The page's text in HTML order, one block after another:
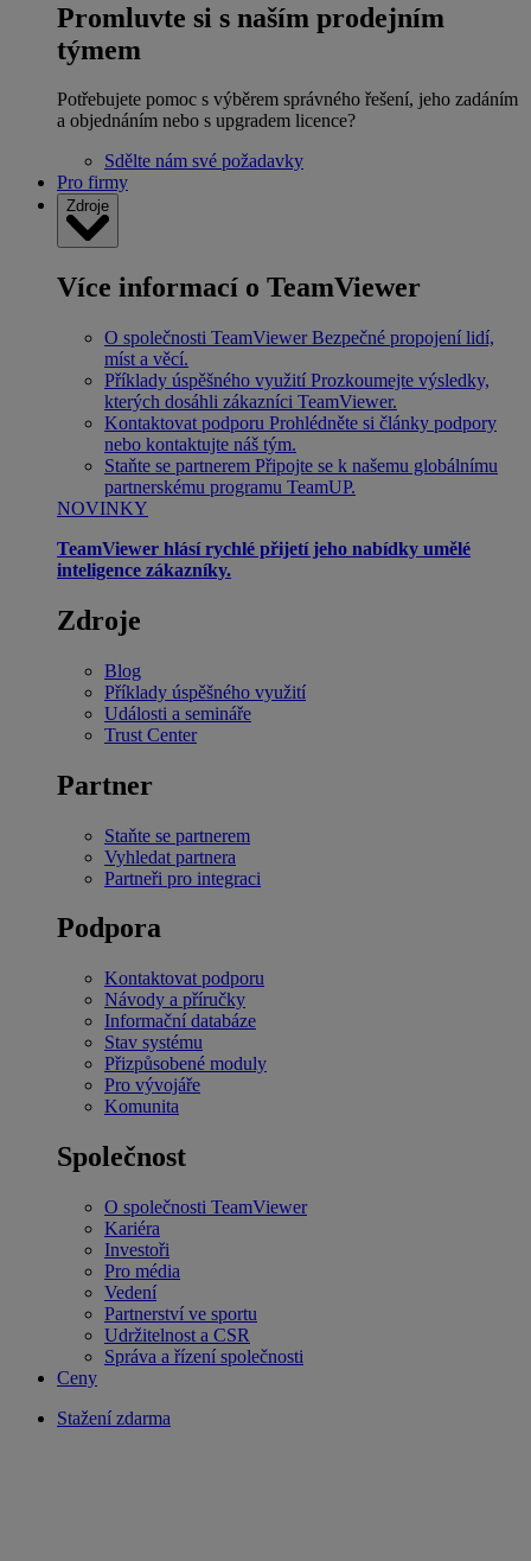
Promluvte si s naším prodejním
týmem
Potřebujete pomoc s výběrem správného řešení, jeho zadáním
a objednáním nebo s upgradem licence?
Sdělte nám své požadavky
Pro firmy
Zdroje
Více informací o TeamViewer
O společnosti TeamViewer Bezpečné propojení lidí,
míst a věcí.
Příklady úspěšného využití Prozkoumejte výsledky,
kterých dosáhli zákazníci TeamViewer.
Kontaktovat podporu Prohlédněte si články podpory
nebo kontaktujte náš tým.
Staňte se partnerem Připojte se k našemu globálnímu
partnerskému programu TeamUP.
NOVINKY
TeamViewer hlásí rychlé přijetí jeho nabídky umělé
inteligence zákazníky.
Zdroje
Blog
Příklady úspěšného využití
Události a semináře
Trust Center
Partner
Staňte se partnerem
Vyhledat partnera
Partneři pro integraci
Podpora
Kontaktovat podporu
Návody a příručky
Informační databáze
Stav systému
Přizpůsobené moduly
Pro vývojáře
Komunita
Společnost
O společnosti TeamViewer
Kariéra
Investoři
Pro média
Vedení
Partnerství ve sportu
Udržitelnost a CSR
Správa a řízení společnosti
Ceny
Stažení zdarma